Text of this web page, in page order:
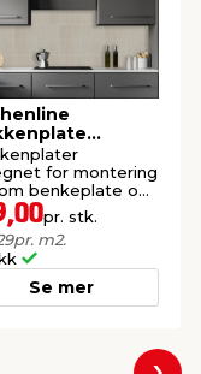
Kerra 610
mmfor montering
benkeplate og
på kjøkken.
12 dekorer.
pr. stk.
pr. m2.
Se mer